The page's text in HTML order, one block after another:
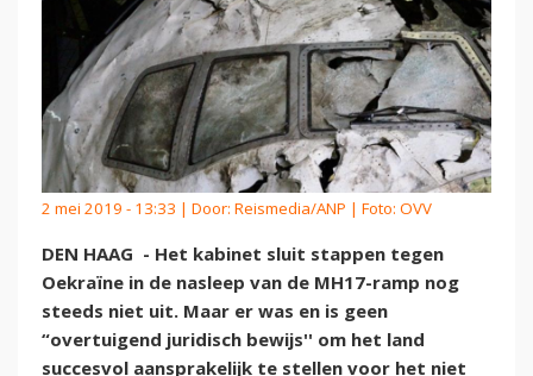
2 mei 2019 - 13:33 | Door: Reismedia/ANP | Foto: OVV
DEN HAAG - Het kabinet sluit stappen tegen
Oekraïne in de nasleep van de MH17-ramp nog
steeds niet uit. Maar er was en is geen
“overtuigend juridisch bewijs'' om het land
succesvol aansprakelijk te stellen voor het niet